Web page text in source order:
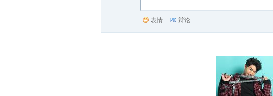
表情 辩论